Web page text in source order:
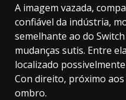
A imagem vazada,
confiável da indústria,
semelhante ao do
mudanças sutis. Entre
localizado
Con direito, próximo
ombro.